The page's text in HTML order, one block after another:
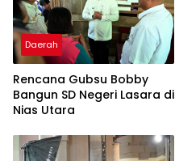
Daerah
Rencana Gubsu Bobby
Bangun SD Negeri Lasara di
Nias Utara